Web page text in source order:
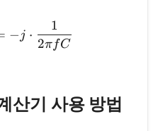
Z_c = -j \cdot X_c = -j
− j ⋅
2πfC
1
산기 사용 방법